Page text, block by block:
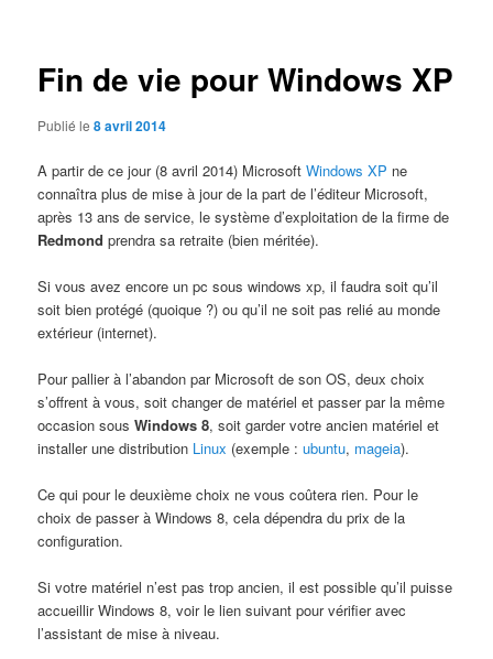
Fin de vie pour Windows XP
Publié le8 avril 2014
A partir de ce jour (8 avril 2014) MicrosoftWindows XP ne
connaîtra plus de mise à jour de la part de l’éditeur Microsoft,
après 13 ans de service, le système d’exploitation de la firme de
Redmond prendra sa retraite (bien méritée).
Si vous avez encore un pc sous windows xp, il faudra soit qu’il
soit bien protégé (quoique ?) ou qu’il ne soit pas relié au monde
extérieur (internet).
Pour pallier à l’abandon par Microsoft de son OS, deux choix
s’offrent à vous, soit changer de matériel et passer par la même
occasion sousWindows 8, soit garder votre ancien matériel et
installer une distribution Linux (exemple :ubuntu, mageia).
Ce qui pour le deuxième choix ne vous coûtera rien. Pour le
choix de passer à Windows 8, cela dépendra du prix de la
configuration.
Si votre matériel n’est pas trop ancien, il est possible qu’il puisse
accueillir Windows 8, voir le lien suivant pour vérifier avec
l’assistant de mise à niveau.